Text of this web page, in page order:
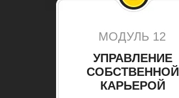
МОДУЛЬ 12
УПРАВЛЕНИЕ
СОБСТВЕННОЙ
КАРЬЕРОЙ